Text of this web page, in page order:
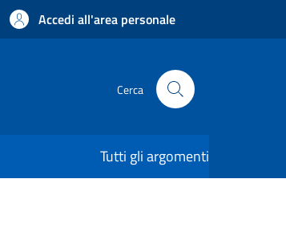
Accedi all'area personale
Cerca
Tutti gli argomenti